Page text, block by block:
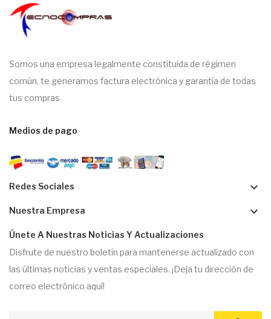
Somos una empresa legalmente constituida de régimen
común, te generamos factura electrónica y garantía de todas
tus compras
Medios de pago
Redes Sociales keyboard_arrow_down
Nuestra Empresa keyboard_arrow_down
Únete A Nuestras Noticias Y Actualizaciones
Disfrute de nuestro boletín para mantenerse actualizado con
las últimas noticias y ventas especiales. ¡Deja tu dirección de
correo electrónico aquí!